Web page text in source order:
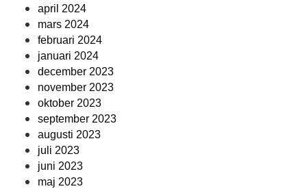
april 2024
mars 2024
februari 2024
januari 2024
december 2023
november 2023
oktober 2023
september 2023
augusti 2023
juli 2023
juni 2023
maj 2023